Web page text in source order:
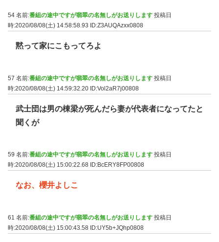
54 名前:番組の途中ですが翡翠の名無しがお送りします 投稿日
時:2020/08/08(土) 14:58:58.93
ID:Z3AUQAzxx0808
黙って家にこもってろよ
57 名前:番組の途中ですが翡翠の名無しがお送りします 投稿日
時:2020/08/08(土) 14:59:32.20 ID:Vol2aR7j00808
武士団は男の棟梁が死んだら妻が代表者になってたと
聞くが
59 名前:番組の途中ですが翡翠の名無しがお送りします 投稿日
時:2020/08/08(土) 15:00:22.68 ID:BcERY8FP00808
なお、櫻井よしこ
61 名前:番組の途中ですが翡翠の名無しがお送りします 投稿日
時:2020/08/08(土) 15:00:43.58 ID:UY5b+JQhp0808